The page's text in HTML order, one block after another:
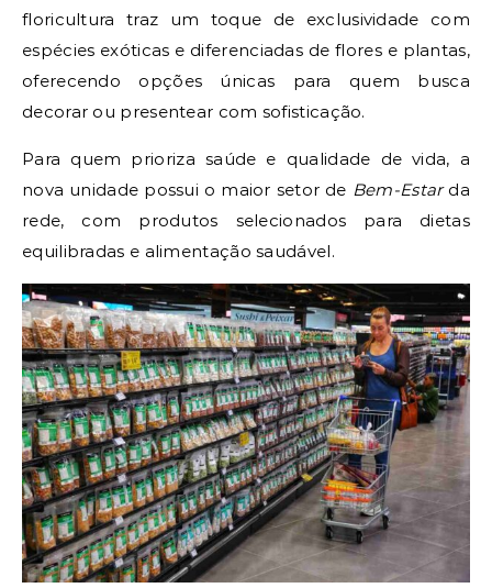
floricultura traz um toque de exclusividade com
espécies exóticas e diferenciadas de flores e plantas,
oferecendo opções únicas para quem busca
decorar ou presentear com sofisticação.
Para quem prioriza saúde e qualidade de vida, a
nova unidade possui o maior setor de Bem-Estarda
rede, com produtos selecionados para dietas
equilibradas e alimentação saudável.